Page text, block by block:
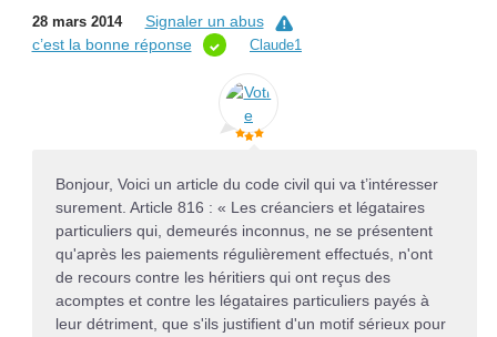
28 mars 2014
Signaler un abus
c’est la bonne réponse
Claude1
Bonjour, Voici un article du code civil qui va t’intéresser
surement. Article 816 : « Les créanciers et légataires
particuliers qui, demeurés inconnus, ne se présentent
qu'après les paiements régulièrement effectués, n'ont
de recours contre les héritiers qui ont reçus des
acomptes et contre les légataires particuliers payés à
leur détriment, que s'ils justifient d'un motif sérieux pour